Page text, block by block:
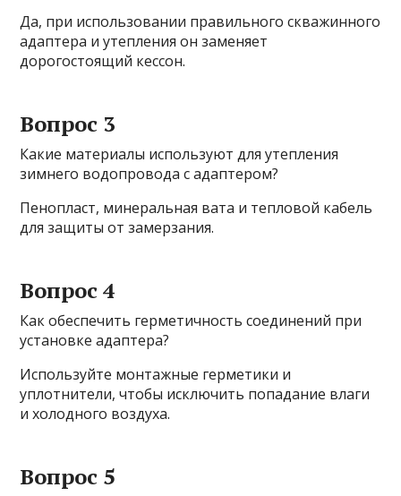
Да, при использовании правильного скважинного
адаптера и утепления он заменяет
дорогостоящий кессон.
Вопрос 3
Какие материалы используют для утепления
зимнего водопровода с адаптером?
Пенопласт, минеральная вата и тепловой кабель
для защиты от замерзания.
Вопрос 4
Как обеспечить герметичность соединений при
установке адаптера?
Используйте монтажные герметики и
уплотнители, чтобы исключить попадание влаги
и холодного воздуха.
Вопрос 5